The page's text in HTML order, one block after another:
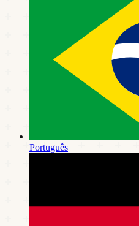
Português